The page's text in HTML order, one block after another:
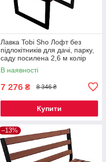
Лавка Tobi Sho Лофт без
підлокітників для дачі, парку,
саду посилена 2,6 м колір
махагоній
В наявності
7 276 ₴ 8 346 ₴
Купити
–13%